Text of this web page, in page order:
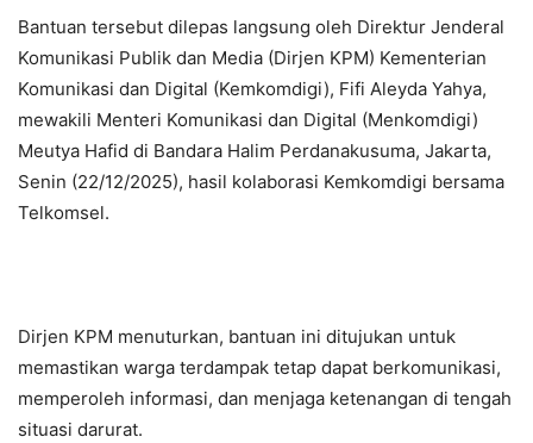
Bantuan tersebut dilepas langsung oleh Direktur Jenderal
Komunikasi Publik dan Media (Dirjen KPM) Kementerian
Komunikasi dan Digital (Kemkomdigi), Fifi Aleyda Yahya,
mewakili Menteri Komunikasi dan Digital (Menkomdigi)
Meutya Hafid di Bandara Halim Perdanakusuma, Jakarta,
Senin (22/12/2025), hasil kolaborasi Kemkomdigi bersama
Telkomsel.
Dirjen KPM menuturkan, bantuan ini ditujukan untuk
memastikan warga terdampak tetap dapat berkomunikasi,
memperoleh informasi, dan menjaga ketenangan di tengah
situasi darurat.